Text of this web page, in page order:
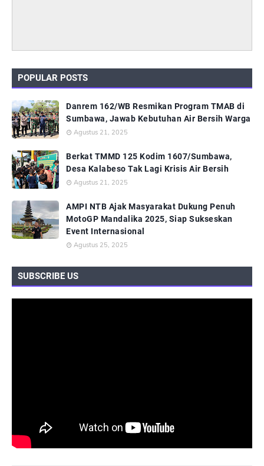
POPULAR POSTS
Danrem 162/WB Resmikan Program TMAB di
Sumbawa, Jawab Kebutuhan Air Bersih Warga
Agustus 21, 2025
Berkat TMMD 125 Kodim 1607/Sumbawa,
Desa Kalabeso Tak Lagi Krisis Air Bersih
Agustus 21, 2025
AMPI NTB Ajak Masyarakat Dukung Penuh
MotoGP Mandalika 2025, Siap Sukseskan
Event Internasional
Agustus 25, 2025
SUBSCRIBE US